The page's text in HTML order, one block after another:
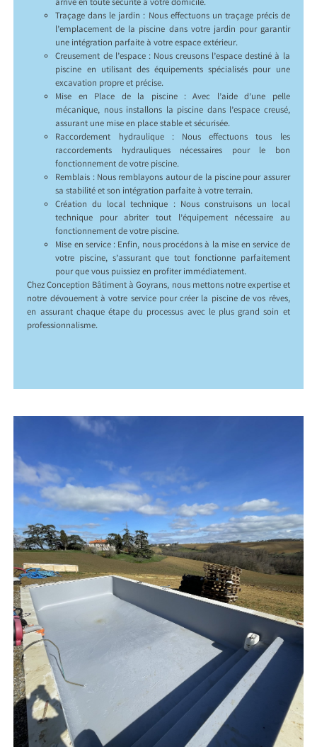
arrive en toute sécurité à votre domicile.
Traçage dans le jardin : Nous effectuons un traçage précis de
l’emplacement de la piscine dans votre jardin pour garantir
une intégration parfaite à votre espace extérieur.
Creusement de l’espace : Nous creusons l’espace destiné à la
piscine en utilisant des équipements spécialisés pour une
excavation propre et précise.
Mise en Place de la piscine : Avec l’aide d’une pelle
mécanique, nous installons la piscine dans l’espace creusé,
assurant une mise en place stable et sécurisée.
Raccordement hydraulique : Nous effectuons tous les
raccordements hydrauliques nécessaires pour le bon
fonctionnement de votre piscine.
Remblais : Nous remblayons autour de la piscine pour assurer
sa stabilité et son intégration parfaite à votre terrain.
Création du local technique : Nous construisons un local
technique pour abriter tout l’équipement nécessaire au
fonctionnement de votre piscine.
Mise en service : Enfin, nous procédons à la mise en service de
votre piscine, s’assurant que tout fonctionne parfaitement
pour que vous puissiez en profiter immédiatement.
Chez Conception Bâtiment à Goyrans, nous mettons notre expertise et
notre dévouement à votre service pour créer la piscine de vos rêves,
en assurant chaque étape du processus avec le plus grand soin et
professionnalisme.